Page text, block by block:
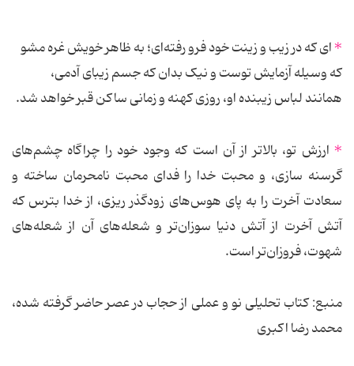
*ای که در زیب و زینت خود فرو رفته‌ای؛ به ظاهر خویش غره مشو
که وسیله آزمایش توست و نیک بدان که جسم زیبای آدمی،
همانند لباس زیبنده او، روزی کهنه و زمانی ساکن قبر خواهد شد.
* ارزش تو، بالاتر از آن است که وجود خود را چراگاه چشم‌های
گرسنه سازی، و محبت خدا را فدای محبت نامحرمان ساخته و
سعادت آخرت را به پای هوس‌های زودگذر ریزی، از خدا بترس که
آتش آخرت از آتش دنیا سوزان‌تر و شعله‌های آن از شعله‌های
شهوت، فروزان‌تر است.
منبع: کتاب تحلیلی نو و عملی از حجاب در عصر حاضر گرفته شده،
محمد رضا اکبری